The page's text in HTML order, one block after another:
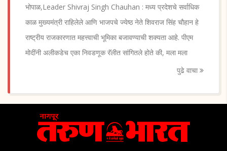
भोपाळ,Leader Shivraj Singh Chauhan : मध्य प्रदेशचे सर्वाधिक
काळ मुख्यमंत्री राहिलेले आणि भाजपचे ज्येष्ठ नेते शिवराज सिंह चौहान हे
राष्ट्रीय राजकारणात महत्त्वाची भूमिका बजावण्याची शक्यता आहे. पीएम
मोदींनी अलीकडेच एका निवडणूक रॅलीत सांगितले होते की, मला मला
पुढे वाचा